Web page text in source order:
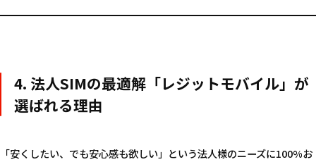
4. 法人SIMの最適解「レジットモバイル」が
選ばれる理由
「安くしたい、でも安心感も欲しい」という法人様のニーズに100%お